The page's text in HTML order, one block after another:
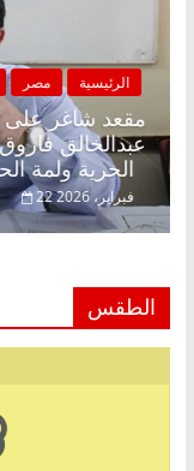
الرئيسية مصر
مقعد شاغر على
عبدالخالق
22 فبراير، 2026
الطقس